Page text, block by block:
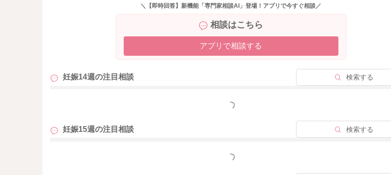
これからお腹の中で過ごしている中で、巻いていたものが回っているうちに解けることもあると思います
し、変わらないままということもあると思います。
経過を見ていくことにはなります。
せっかくご相談くださっているのに、申し訳ありません。
2025/6/17 20:27
＼【即時回答】新機能「専門家相談AI」登場！アプリで今すぐ相談／
相談はこちら
アプリで相談する
妊娠14週の注目相談 検索する
もっと見る
妊娠15週の注目相談 検索する
もっと見る